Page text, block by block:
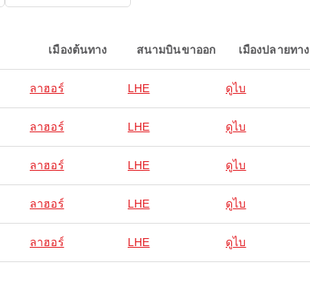
เมืองต้นทาง สนามบินขาออก เมืองปลายทาง
ลาฮอร์ LHE ดูไบ
ลาฮอร์ LHE ดูไบ
ลาฮอร์ LHE ดูไบ
ลาฮอร์ LHE ดูไบ
ลาฮอร์ LHE ดูไบ